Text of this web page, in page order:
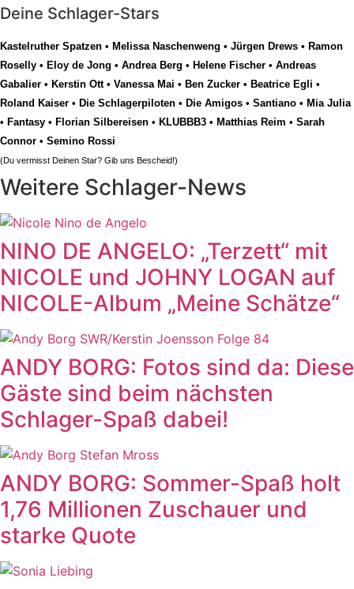
Deine Schlager-Stars
Kastelruther Spatzen • Melissa Naschenweng • Jürgen Drews • Ramon
Roselly • Eloy de Jong • Andrea Berg • Helene Fischer • Andreas
Gabalier • Kerstin Ott• Vanessa Mai • Ben Zucker • Beatrice Egli •
Roland Kaiser • Die Schlagerpiloten • Die Amigos • Santiano • Mia Julia
• Fantasy • Florian Silbereisen • KLUBBB3 • Matthias Reim • Sarah
Connor • Semino Rossi
(Du vermisst Deinen Star? Gib uns Bescheid!)
Weitere Schlager-News
NINO DE ANGELO: „Terzett“ mit
NICOLE und JOHNY LOGAN auf
NICOLE-Album „Meine Schätze“
ANDY BORG: Fotos sind da: Diese
Gäste sind beim nächsten
Schlager-Spaß dabei!
ANDY BORG: Sommer-Spaß holt
1,76 Millionen Zuschauer und
starke Quote